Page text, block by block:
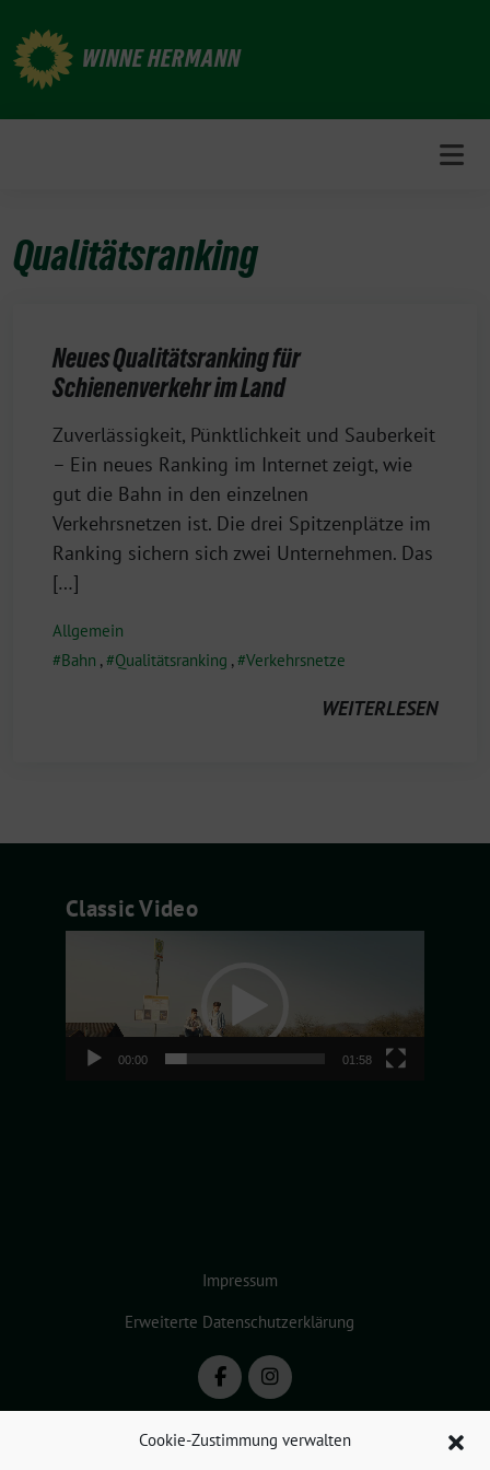
Cookie-Zustimmung verwalten
zum
Inhalt
WINNE HERMANN
Qualitätsranking
Neues Qualitätsranking für
Schienenverkehr im Land
17.
November
2021
Zuverlässigkeit, Pünktlichkeit und Sauberkeit
– Ein neues Ranking im Internet zeigt, wie
gut die Bahn in den einzelnen
Verkehrsnetzen ist. Die drei Spitzenplätze im
Ranking sichern sich zwei Unternehmen. Das
[…]
Allgemein
Bahn , Qualitätsranking , Verkehrsnetze
WEITERLESEN
Classic Video
00:00 01:58
Impressum
Erweiterte Datenschutzerklärung